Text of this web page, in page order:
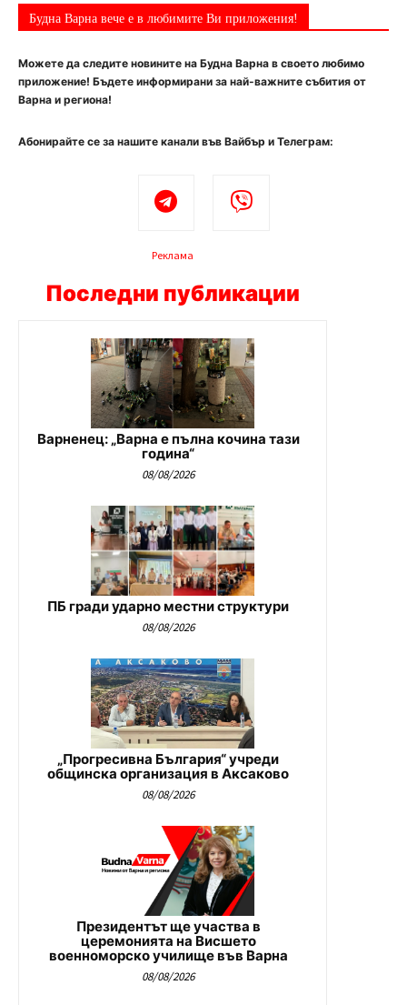
Будна Варна вече е в любимите Ви приложения!
Можете да следите новините на Будна Варна в своето любимо
приложение! Бъдете информирани за най-важните събития от
Варна и региона!
Абонирайте се за нашите канали във Вайбър и Телеграм:
Реклама
Последни публикации
Варненец: „Варна е пълна кочина тази
година“
08/08/2026
ПБ гради ударно местни структури
08/08/2026
„Прогресивна България“ учреди
общинска организация в Аксаково
08/08/2026
Президентът ще участва в
церемонията на Висшето
военноморско училище във Варна
08/08/2026